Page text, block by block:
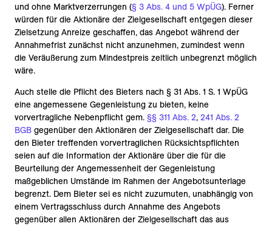
und ohne Marktverzerrungen (§ 3 Abs. 4 und 5 WpÜG). Ferner
würden für die Aktionäre der Zielgesellschaft entgegen dieser
Zielsetzung Anreize geschaffen, das Angebot während der
Annahmefrist zunächst nicht anzunehmen, zumindest wenn
die Veräußerung zum Mindestpreis zeitlich unbegrenzt möglich
wäre.
Auch stelle die Pflicht des Bieters nach § 31 Abs. 1 S. 1 WpÜG
eine angemessene Gegenleistung zu bieten, keine
vorvertragliche Nebenpflicht gem. §§ 311 Abs. 2, 241 Abs. 2
BGB gegenüber den Aktionären der Zielgesellschaft dar. Die
den Bieter treffenden vorvertraglichen Rücksichtspflichten
seien auf die Information der Aktionäre über die für die
Beurteilung der Angemessenheit der Gegenleistung
maßgeblichen Umstände im Rahmen der Angebotsunterlage
begrenzt. Dem Bieter sei es nicht zuzumuten, unabhängig von
einem Vertragsschluss durch Annahme des Angebots
gegenüber allen Aktionären der Zielgesellschaft das aus